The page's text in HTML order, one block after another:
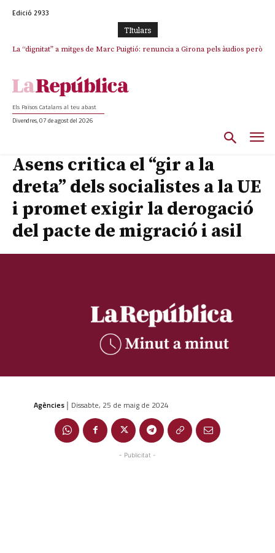
Edició 2933
TItulars
La “dignitat” a mitges de Marc Puigtió: renuncia a Girona pels àudios però
Junts exigeix que Catalunya quedi “fora” del repartiment dels menors
Els Països Catalans al teu abast
Divendres, 07 de agost del 2026
Asens critica el “gir a la
dreta” dels socialistes a la UE
i promet exigir la derogació
del pacte de migració i asil
Agències | Dissabte, 25 de maig de 2024
- Publicitat -